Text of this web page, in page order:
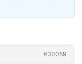
#30089